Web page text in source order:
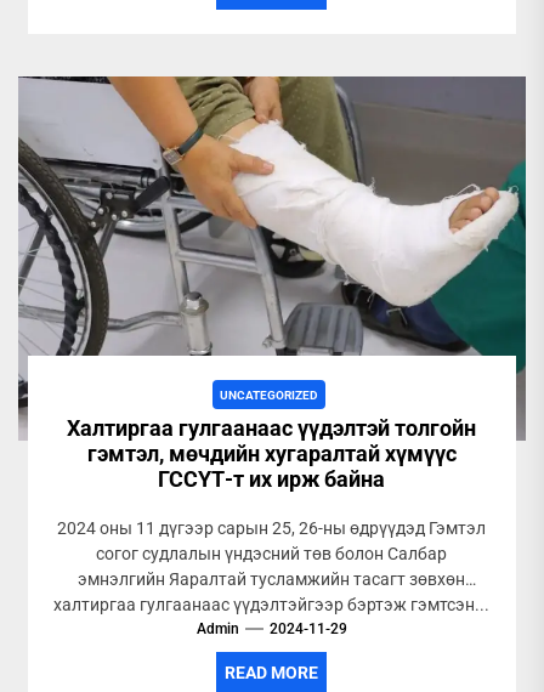
UNCATEGORIZED
Халтиргаа гулгаанаас үүдэлтэй толгойн
гэмтэл, мөчдийн хугаралтай хүмүүс
ГССҮТ-т их ирж байна
2024 оны 11 дүгээр сарын 25, 26-ны өдрүүдэд Гэмтэл
согог судлалын үндэсний төв болон Салбар
эмнэлгийн Яаралтай тусламжийн тасагт зөвхөн
халтиргаа гулгаанаас үүдэлтэйгээр бэртэж гэмтсэн...
Admin 2024-11-29
READ MORE